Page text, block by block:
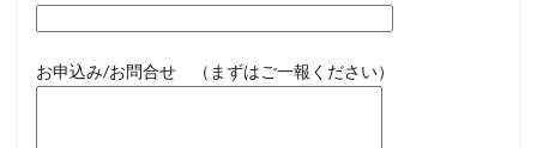
お申込み/お問合せ （まずはご一報ください）